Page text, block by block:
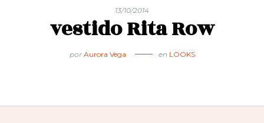
13/10/2014
vestido Rita Row
por Aurora Vega en LOOKS